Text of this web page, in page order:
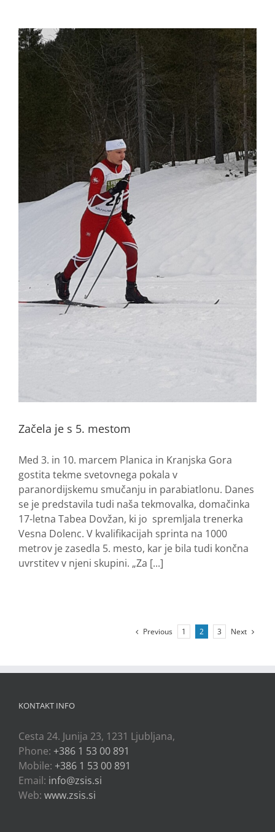
Začela je s 5. mestom
Med 3. in 10. marcem Planica in Kranjska Gora
gostita tekme svetovnega pokala v
paranordijskemu smučanju in parabiatlonu. Danes
se je predstavila tudi naša tekmovalka, domačinka
17-letna Tabea Dovžan, ki jo spremljala trenerka
Vesna Dolenc. V kvalifikacijah sprinta na 1000
metrov je zasedla 5. mesto, kar je bila tudi končna
uvrstitev v njeni skupini. „Za [...]
Previous 1 2 3 Next
KONTAKT INFO
Cesta 24. Junija 23, 1231 Ljubljana,
Phone: +386 1 53 00 891
Mobile: +386 1 53 00 891
Email: info@zsis.si
Web: www.zsis.si